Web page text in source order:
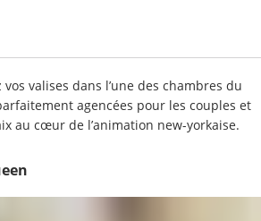
valises dans l’une des chambres du
agencées pour les couples et
au cœur de l’animation new-yorkaise.